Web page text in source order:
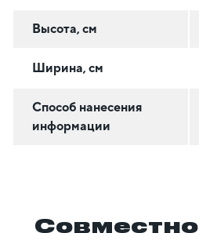
Высота, см
Ширина, см
Способ нанесения
информации
Совместно